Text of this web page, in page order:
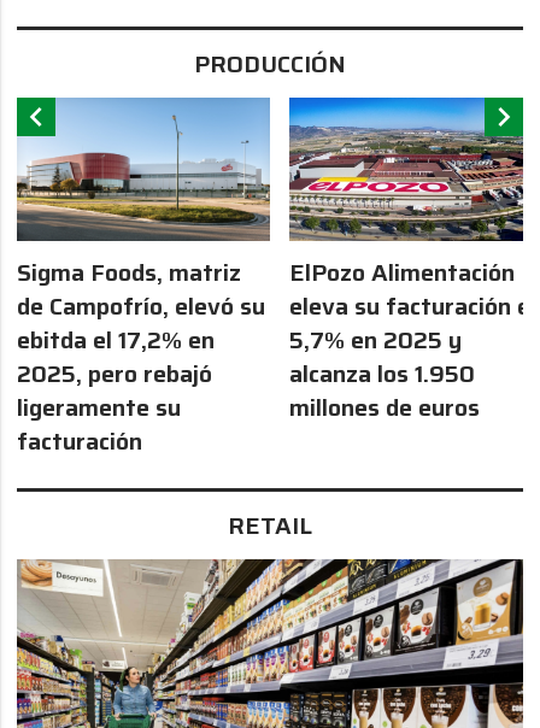
PRODUCCIÓN
chevron_left
Sigma Foods, matriz
de Campofrío, elevó su
ebitda el 17,2% en
2025, pero rebajó
ligeramente su
facturación
ElPozo Alimentación
eleva su facturación el
5,7% en 2025 y
alcanza los 1.950
millones de euros
chevron_right
RETAIL